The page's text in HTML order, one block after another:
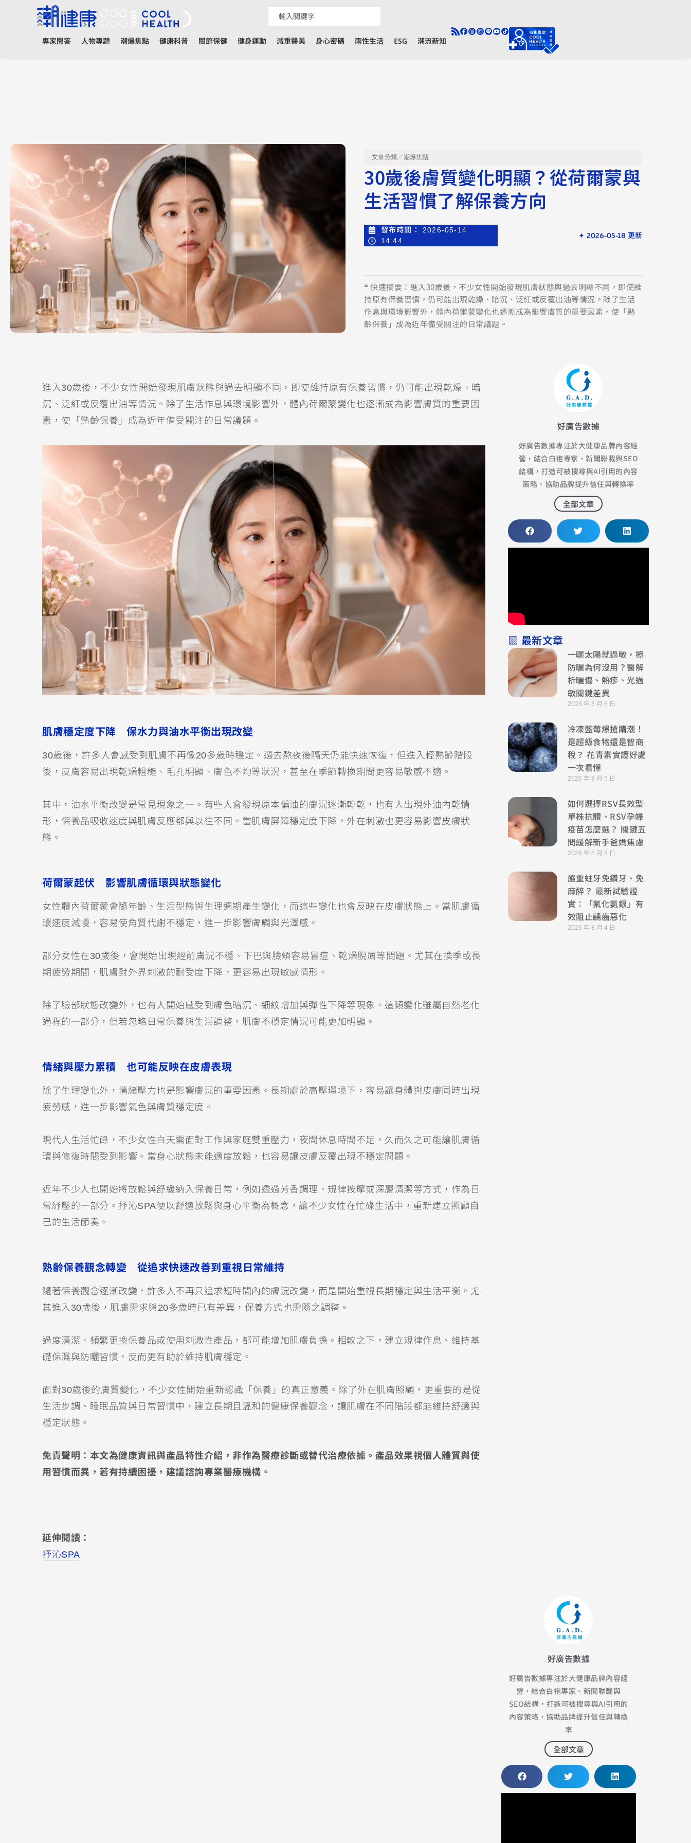
專家問答 人物專題 潮爆焦點 健康科普 關節保健 健身運動 減重醫美 身心密碼 兩性生活 ESG 潮流新知
文章分類／潮爆焦點
30歲後膚質變化明顯？從荷爾蒙與
生活習慣了解保養方向
發布時間：
2026-05-14
14:44
✦ 2026-05-18 更新
❝ 快速摘要：進入30歲後，不少女性開始發現肌膚狀態與過去明顯不同，即使維
持原有保養習慣，仍可能出現乾燥、暗沉、泛紅或反覆出油等情況。除了生活
作息與環境影響外，體內荷爾蒙變化也逐漸成為影響膚質的重要因素，使「熟
齡保養」成為近年備受關注的日常議題。
進入30歲後，不少女性開始發現肌膚狀態與過去明顯不同，即使維持原有保養習慣，仍可能出現乾燥、暗
沉、泛紅或反覆出油等情況。除了生活作息與環境影響外，體內荷爾蒙變化也逐漸成為影響膚質的重要因
素，使「熟齡保養」成為近年備受關注的日常議題。
肌膚穩定度下降 保水力與油水平衡出現改變
30歲後，許多人會感受到肌膚不再像20多歲時穩定。過去熬夜後隔天仍能快速恢復，但進入輕熟齡階段
後，皮膚容易出現乾燥粗糙、毛孔明顯、膚色不均等狀況，甚至在季節轉換期間更容易敏感不適。
其中，油水平衡改變是常見現象之一。有些人會發現原本偏油的膚況逐漸轉乾，也有人出現外油內乾情
形，保養品吸收速度與肌膚反應都與以往不同。當肌膚屏障穩定度下降，外在刺激也更容易影響皮膚狀
態。
荷爾蒙起伏 影響肌膚循環與狀態變化
女性體內荷爾蒙會隨年齡、生活型態與生理週期產生變化，而這些變化也會反映在皮膚狀態上。當肌膚循
環速度減慢，容易使角質代謝不穩定，進一步影響膚觸與光澤感。
部分女性在30歲後，會開始出現經前膚況不穩、下巴與臉頰容易冒痘、乾燥脫屑等問題。尤其在換季或長
期疲勞期間，肌膚對外界刺激的耐受度下降，更容易出現敏感情形。
除了臉部狀態改變外，也有人開始感受到膚色暗沉、細紋增加與彈性下降等現象。這類變化雖屬自然老化
過程的一部分，但若忽略日常保養與生活調整，肌膚不穩定情況可能更加明顯。
情緒與壓力累積 也可能反映在皮膚表現
除了生理變化外，情緒壓力也是影響膚況的重要因素。長期處於高壓環境下，容易讓身體與皮膚同時出現
疲勞感，進一步影響氣色與膚質穩定度。
現代人生活忙碌，不少女性白天需面對工作與家庭雙重壓力，夜間休息時間不足，久而久之可能讓肌膚循
環與修復時間受到影響。當身心狀態未能適度放鬆，也容易讓皮膚反覆出現不穩定問題。
近年不少人也開始將放鬆與舒緩納入保養日常，例如透過芳香調理、規律按摩或深層清潔等方式，作為日
常紓壓的一部分。抒沁SPA便以舒適放鬆與身心平衡為概念，讓不少女性在忙碌生活中，重新建立照顧自
己的生活節奏。
熟齡保養觀念轉變 從追求快速改善到重視日常維持
隨著保養觀念逐漸改變，許多人不再只追求短時間內的膚況改變，而是開始重視長期穩定與生活平衡。尤
其進入30歲後，肌膚需求與20多歲時已有差異，保養方式也需隨之調整。
過度清潔、頻繁更換保養品或使用刺激性產品，都可能增加肌膚負擔。相較之下，建立規律作息、維持基
礎保濕與防曬習慣，反而更有助於維持肌膚穩定。
面對30歲後的膚質變化，不少女性開始重新認識「保養」的真正意義。除了外在肌膚照顧，更重要的是從
生活步調、睡眠品質與日常習慣中，建立長期且溫和的健康保養觀念，讓肌膚在不同階段都能維持舒適與
穩定狀態。
免責聲明：本文為健康資訊與產品特性介紹，非作為醫療診斷或替代治療依據。產品效果視個人體質與使
用習慣而異，若有持續困擾，建議諮詢專業醫療機構。
延伸閱讀：
抒沁SPA
好廣告數據
好廣告數據專注於大健康品牌內容經
營，結合白袍專家、新聞聯載與SEO
結構，打造可被搜尋與AI引用的內容
策略，協助品牌提升信任與轉換率
全部文章
▧ 最新文章
一曬太陽就過敏，擦
防曬為何沒用？醫解
析曬傷、熱疹、光過
敏關鍵差異
2026 年 8 月 6 日
冷凍藍莓爆搶購潮！
是超級食物還是智商
稅？ 花青素實證好處
一次看懂
2026 年 8 月 5 日
如何選擇RSV長效型
單株抗體、RSV孕婦
疫苗怎麼選？ 關鍵五
問緩解新手爸媽焦慮
2026 年 8 月 5 日
嚴重蛀牙免鑽牙、免
麻醉？ 最新試驗證
實：「氟化氨銀」有
效阻止齲齒惡化
2026 年 8 月 4 日
好廣告數據
好廣告數據專注於大健康品牌內容經
營，結合白袍專家、新聞聯載與
SEO結構，打造可被搜尋與AI引用的
內容策略，協助品牌提升信任與轉換
率
全部文章